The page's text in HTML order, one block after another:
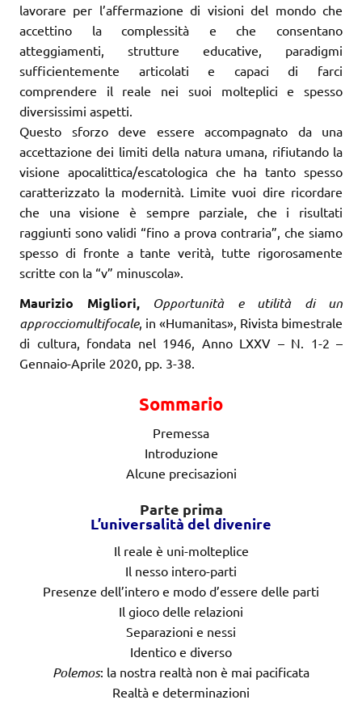
lavorare per l’affermazione di visioni del mondo che
accettino la complessità e che consentano
atteggiamenti, strutture educative, paradigmi
sufficientemente articolati e capaci di farci
comprendere il reale nei suoi molteplici e spesso
diversissimi aspetti.
Questo sforzo deve essere accompagnato da una
accettazione dei limiti della natura umana, rifiutando la
visione apocalittica/escatologica che ha tanto spesso
caratterizzato la modernità. Limite vuoi dire ricordare
che una visione è sempre parziale, che i risultati
raggiunti sono validi “fino a prova contraria”, che siamo
spesso di fronte a tante verità, tutte rigorosamente
scritte con la “v” minuscola».
Maurizio Migliori,
Opportunità e utilità di un
approcciomultifocale, in «Humanitas», Rivista bimestrale
di cultura, fondata nel 1946, Anno LXXV – N. 1-2 –
Gennaio-Aprile 2020, pp. 3-38.
Sommario
Premessa
Introduzione
Alcune precisazioni
Parte prima
L’universalità del divenire
Il reale è uni-molteplice
Il nesso intero-parti
Presenze dell’intero e modo d’essere delle parti
Il gioco delle relazioni
Separazioni e nessi
Identico e diverso
Polemos: la nostra realtà non è mai pacificata
Realtà e determinazioni